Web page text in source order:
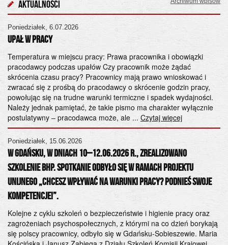
Aktualności
Poniedziałek, 6.07.2026
UPAŁ W PRACY
Temperatura w miejscu pracy: Prawa pracownika i obowiązki
pracodawcy podczas upałów Czy pracownik może żądać
skrócenia czasu pracy? Pracownicy mają prawo wnioskować i
zwracać się z prośbą do pracodawcy o skrócenie godzin pracy,
powołując się na trudne warunki termiczne i spadek wydajności.
Należy jednak pamiętać, że takie pismo ma charakter wyłącznie
postulatywny – pracodawca może, ale ... Czytaj więcej
Poniedziałek, 15.06.2026
W Gdańsku, w dniach 10–12.06.2026 r., zrealizowano
szkolenie BHP. Spotkanie odbyło się w ramach projektu
unijnego „Chcesz wpływać na warunki pracy? Podnieś swoje
kompetencje!”.
Kolejne z cyklu szkoleń o bezpieczeństwie i higienie pracy oraz
zagrożeniach psychospołecznych, z którymi na co dzień borykają
się polscy pracownicy, odbyło się w Gdańsku-Sobieszewie. Maria